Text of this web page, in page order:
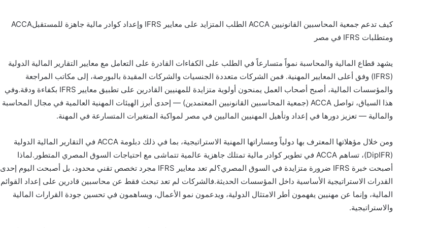
كيف تدعم جمعية المحاسبين القانونيين ACCA الطلب المتزايد على معايير IFRS وإعداد كوادر مالية جاهزة للمستقبلACCA
ومتطلبات IFRS في مصر
يشهد قطاع المالية والمحاسبة نمواً متسارعاً في الطلب على الكفاءات القادرة على التعامل مع معايير التقارير المالية الدولية
(IFRS) وفق أعلى المعايير المهنية. فمن الشركات متعددة الجنسيات والشركات المقيدة بالبورصة، إلى مكاتب المراجعة
والمؤسسات المالية، أصبح أصحاب العمل يمنحون أولوية متزايدة للمهنيين القادرين على تطبيق معايير IFRS بكفاءة ودقة.وفي
هذا السياق، تواصل ACCA (جمعية المحاسبين القانونيين المعتمدين) — إحدى أبرز الهيئات المهنية العالمية في مجال المحاسبة
والمالية — تعزيز دورها في إعداد وتأهيل المهنيين الماليين في مصر لمواكبة المتغيرات المتسارعة في المهنة.
ومن خلال مؤهلاتها المعترف بها دولياً ومساراتها المهنية الاستراتيجية، بما في ذلك دبلومة ACCA في التقارير المالية الدولية
(DipIFR)، تساهم ACCA في تطوير كوادر مالية تمتلك جاهزية عالمية تتماشى مع احتياجات السوق المصري المتطور.لماذا
أصبحت خبرة IFRS ضرورة متزايدة في السوق المصري؟لم تعد معايير IFRS مجرد تخصص تقني محدود، بل أصبحت اليوم إحدى
القدرات الاستراتيجية الأساسية داخل المؤسسات الحديثة.فالشركات لم تعد تبحث فقط عن محاسبين قادرين على إعداد القوائم
المالية، وإنما عن مهنيين يفهمون أطر الامتثال الدولية، ويدعمون نمو الأعمال، ويساهمون في تحسين جودة القرارات المالية
والاستراتيجية.